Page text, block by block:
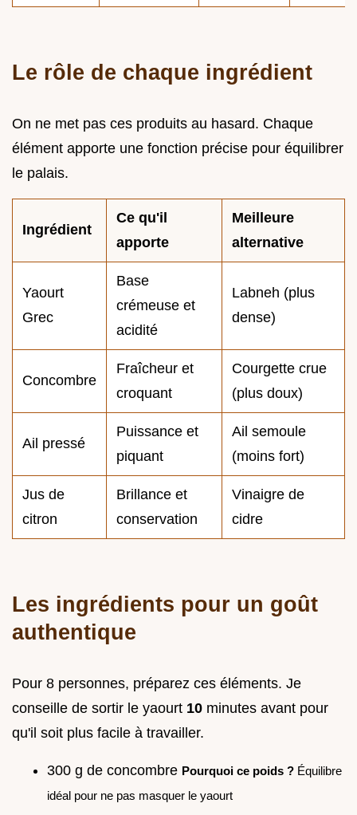
Le rôle de chaque ingrédient
On ne met pas ces produits au hasard. Chaque
élément apporte une fonction précise pour équilibrer
le palais.
Ingrédient
Ce qu'il
apporte
Meilleure
alternative
Yaourt
Grec
Base
crémeuse et
acidité
Labneh (plus
dense)
Concombre
Fraîcheur et
croquant
Courgette crue
(plus doux)
Ail pressé
Puissance et
piquant
Ail semoule
(moins fort)
Jus de
citron
Brillance et
conservation
Vinaigre de
cidre
Les ingrédients pour un goût
authentique
Pour 8 personnes, préparez ces éléments. Je
conseille de sortir le yaourt 10 minutes avant pour
qu'il soit plus facile à travailler.
300 g de concombre Pourquoi ce poids ? Équilibre
idéal pour ne pas masquer le yaourt